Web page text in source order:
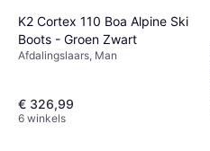
K2 Cortex 110 Boa Alpine Ski
Boots - Groen Zwart
Afdalingslaars, Man
€ 326,99
6 winkels